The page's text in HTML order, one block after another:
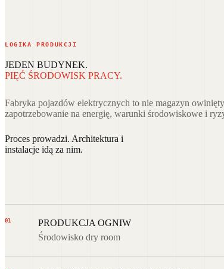
LOGIKA PRODUKCJI
JEDEN BUDYNEK.
PIĘĆ ŚRODOWISK PRACY.
Fabryka pojazdów elektrycznych to nie magazyn
zapotrzebowanie na energię, warunki środowiskowe i
Proces prowadzi. Architektura i
instalacje idą za nim.
01
PRODUKCJA OGNIW
Środowisko dry room